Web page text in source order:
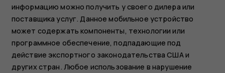
информацию можно получить у своего дилера или
поставщика услуг. Данное мобильное устройство
может содержать компоненты, технологии или
программное обеспечение, подпадающие под
действие экспортного законодательства США и
других стран. Любое использование в нарушение